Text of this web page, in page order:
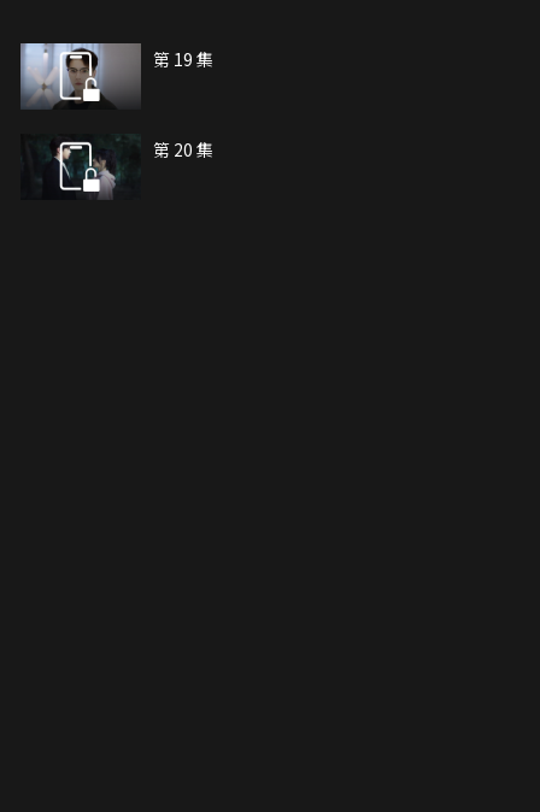
第 19 集
第 20 集